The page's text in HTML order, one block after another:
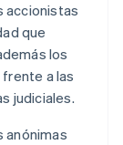
accionistas
que
los
a las
judiciales.
anónimas